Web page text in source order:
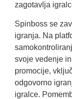
zagotavlja
Spinboss se
igranja. Na
svoje vedenje
promocije,
odgovorno
igralce.